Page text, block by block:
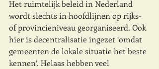
Het ruimtelijk beleid in Nederland
wordt slechts in hoofdlijnen op rijks-
of provincieniveau georganiseerd. Ook
hier is decentralisatie ingezet ‘omdat
gemeenten de lokale situatie het beste
kennen’. Helaas hebben veel